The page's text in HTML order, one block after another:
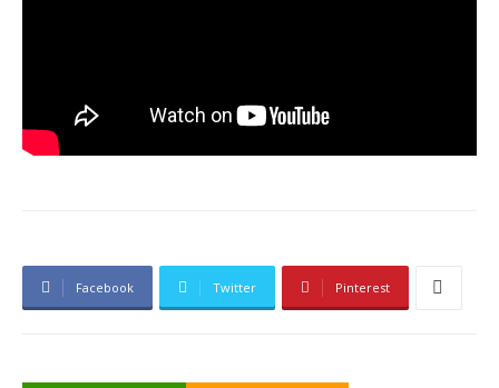
Facebook Twitter Pinterest